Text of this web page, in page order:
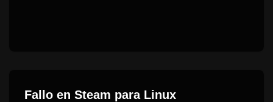
Fallo en Steam para Linux